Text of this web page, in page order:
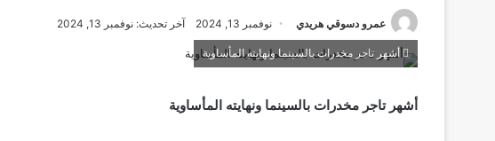
عمرو دسوقي هريدي نوفمبر 13, 2024 آخر تحديث: نوفمبر 13, 2024
أشهر تاجر مخدرات بالسينما ونهايته المأساوية
أشهر تاجر مخدرات بالسينما ونهايته المأساوية